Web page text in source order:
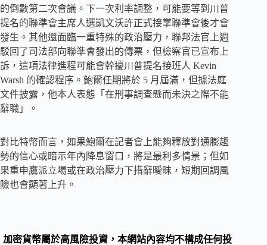
的倒數第二次會議。下一次利率調整，可能要等到川普
提名的聯準會主席人選凱文沃許正式接掌聯準會後才會
發生。其他還面臨一重特殊的政治壓力，聯邦法官上週
駁回了司法部向聯準會發出的傳票，但檢察官已宣布上
訴，這項法律進程可能會幹擾川普提名接班人 Kevin
Warsh 的確認程序。鮑爾任期將於 5 月屆滿，但據法庭
文件披露，他本人表態「在刑事調查懸而未決之際不能
辭職」。
對比特幣而言，如果鮑爾在記者會上能夠釋放對通膨趨
勢的信心或暗示年內降息窗口，將是最利多情景；但如
果重申鷹派立場或在政治壓力下措辭曖昧，短期回調風
險也會顯著上升。
加密貨幣屬於高風險投資，本網站內容均不構成任何投